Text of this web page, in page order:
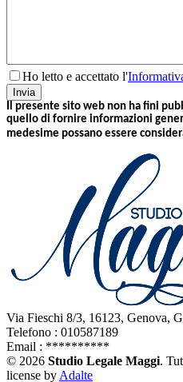
Ho letto e accettato l'
Invia
Il presente sito web non ha fini
quello di fornire informazioni
medesime possano essere
Via Fieschi 8/3, 16123, Genova,
Telefono : 010587189
Email : **********
© 2026 Studio Legale Maggi.
license by Adalte